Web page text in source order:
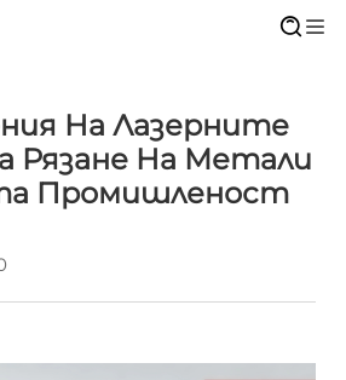
На Лазерните
Рязане На Метали
Промишленост